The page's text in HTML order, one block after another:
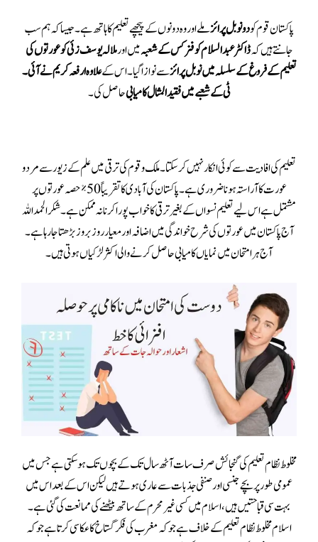
پاکستان قوم کودو نوبل پرائزملے اور وہ دونوں کے پیچھے تعلیم کا ہاتھ ہے ۔جیسا کہ ہم سب
جانتے ہیں کہڈاکٹر عبدالسلام کو فزکس کے شعبہمیں اورملالہ یوسف زئی کو عورتوں کی
تعلیم کے فروغ کے سلسلہ میں نوبل پرائزسے نوازا گیا۔اس کےعلاوہ ارفعہ کریم نے آئی ۔
ٹی کے شعبے میں فقیدالمثال کامیابیحاصل کی۔
تعلیم کی افادیت سے کوئی انکار نہیں کر سکتا ۔ملک و قوم کی ترقی میں علم کے زیور سے مرد و
عورت کا آراستہ ہونا ضروری ہے۔پاکستان کی آبادی کا تقریباً 50٪ حصہ عورتوں پر
مشتمل ہے اس لیے تعلیم نسواں کے بغیر ترقی کا خواب پورا کرنا نہ ممکن ہے۔ شکر الحمداللہ
آج پاکستان میں عورتوں کی شرح خواندگی میں اضافہ اور معیار روزبروز بڑھتا جا رہا ہے۔
آج ہر امتحان میں نمایاں کامیابی حاصل کرنے والی اکثر لڑکیاں ہوتی ہیں۔
مخلوط نظام تعلیم کی گنجائش صرف سات آٹھ سال تک کے بچوں تک ہو سکتی ہے جس میں
عمومی طور پر بچے جنسی اور صنفی جذبات سے عاری ہوتے ہیں لیکن اس کے بعد اس میں
بہت سی قباحتیں ہیں ،اسلام میں کسی غیر محرم کے ساتھ بیٹھنے کی ممانعت کی گئی ہے۔
اسلام مخلوط نظام تعلیم کے خلاف ہے جو کہ مغرب کی فکر گستاخ کا عکاسی کرتا ہے جو کہ